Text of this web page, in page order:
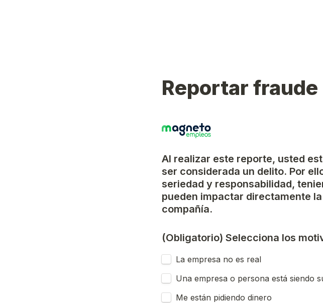
Reportar fraude
Al realizar este reporte, usted
ser considerada un delito. Por
seriedad y responsabilidad,
pueden impactar directamente
compañía.
(Obligatorio) Selecciona los
La empresa no es real
Una empresa o persona está siendo
Me están pidiendo dinero